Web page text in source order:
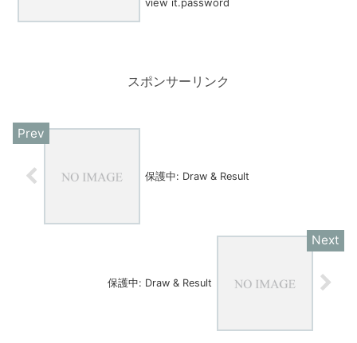
スポンサーリンク
保護中: Draw & Result
保護中: Draw & Result